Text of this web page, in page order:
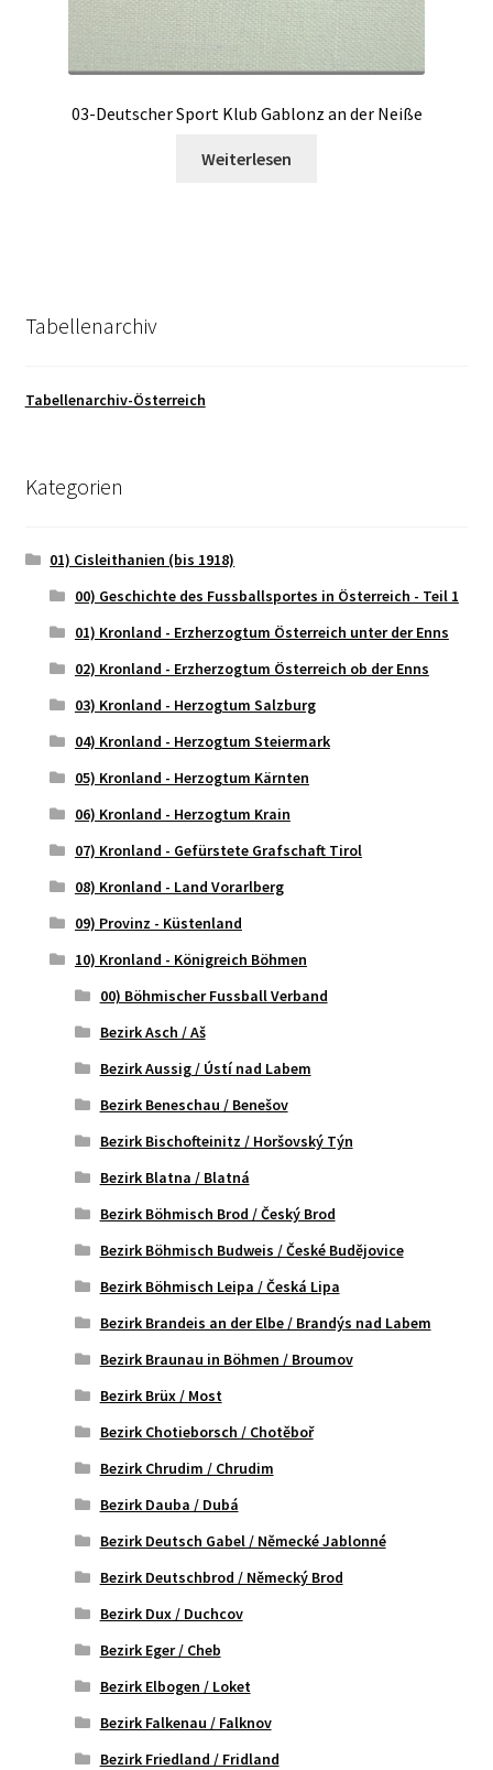
03-Deutscher Sport Klub Gablonz an der Neiße
Weiterlesen
Tabellenarchiv
Tabellenarchiv-Österreich
Kategorien
01) Cisleithanien (bis 1918)
00) Geschichte des Fussballsportes in Österreich - Teil 1
01) Kronland - Erzherzogtum Österreich unter der Enns
02) Kronland - Erzherzogtum Österreich ob der Enns
03) Kronland - Herzogtum Salzburg
04) Kronland - Herzogtum Steiermark
05) Kronland - Herzogtum Kärnten
06) Kronland - Herzogtum Krain
07) Kronland - Gefürstete Grafschaft Tirol
08) Kronland - Land Vorarlberg
09) Provinz - Küstenland
10) Kronland - Königreich Böhmen
00) Böhmischer Fussball Verband
Bezirk Asch / Aš
Bezirk Aussig / Ústí nad Labem
Bezirk Beneschau / Benešov
Bezirk Bischofteinitz / Horšovský Týn
Bezirk Blatna / Blatná
Bezirk Böhmisch Brod / Český Brod
Bezirk Böhmisch Budweis / České Budějovice
Bezirk Böhmisch Leipa / Česká Lipa
Bezirk Brandeis an der Elbe / Brandýs nad Labem
Bezirk Braunau in Böhmen / Broumov
Bezirk Brüx / Most
Bezirk Chotieborsch / Chotěboř
Bezirk Chrudim / Chrudim
Bezirk Dauba / Dubá
Bezirk Deutsch Gabel / Německé Jablonné
Bezirk Deutschbrod / Německý Brod
Bezirk Dux / Duchcov
Bezirk Eger / Cheb
Bezirk Elbogen / Loket
Bezirk Falkenau / Falknov
Bezirk Friedland / Fridland